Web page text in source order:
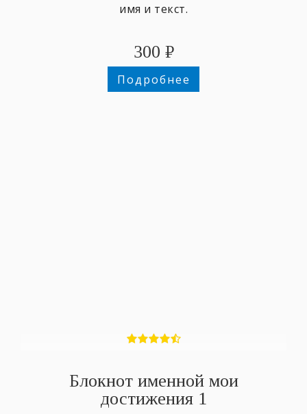
имя и текст.
300 ₽
Подробнее
Блокнот именной мои
достижения 1